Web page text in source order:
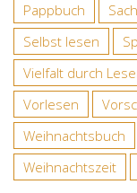
Pappbuch
Selbst lesen
Vielfalt durch
Vorlesen
Weihnachtsbuch
Weihnachtszeit